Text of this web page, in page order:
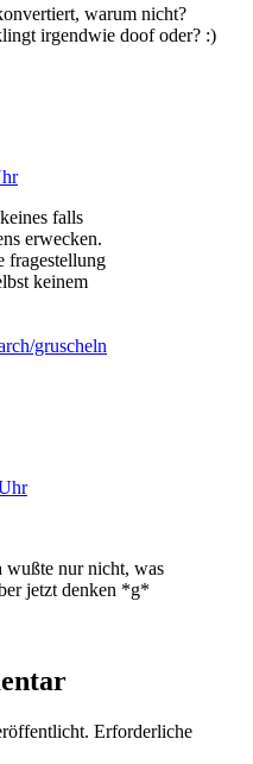
warum nicht?
irgendwie doof oder? :)
falls
erwecken.
fragestellung
keinem
gruscheln
nur nicht, was
jetzt denken *g*
Erforderliche